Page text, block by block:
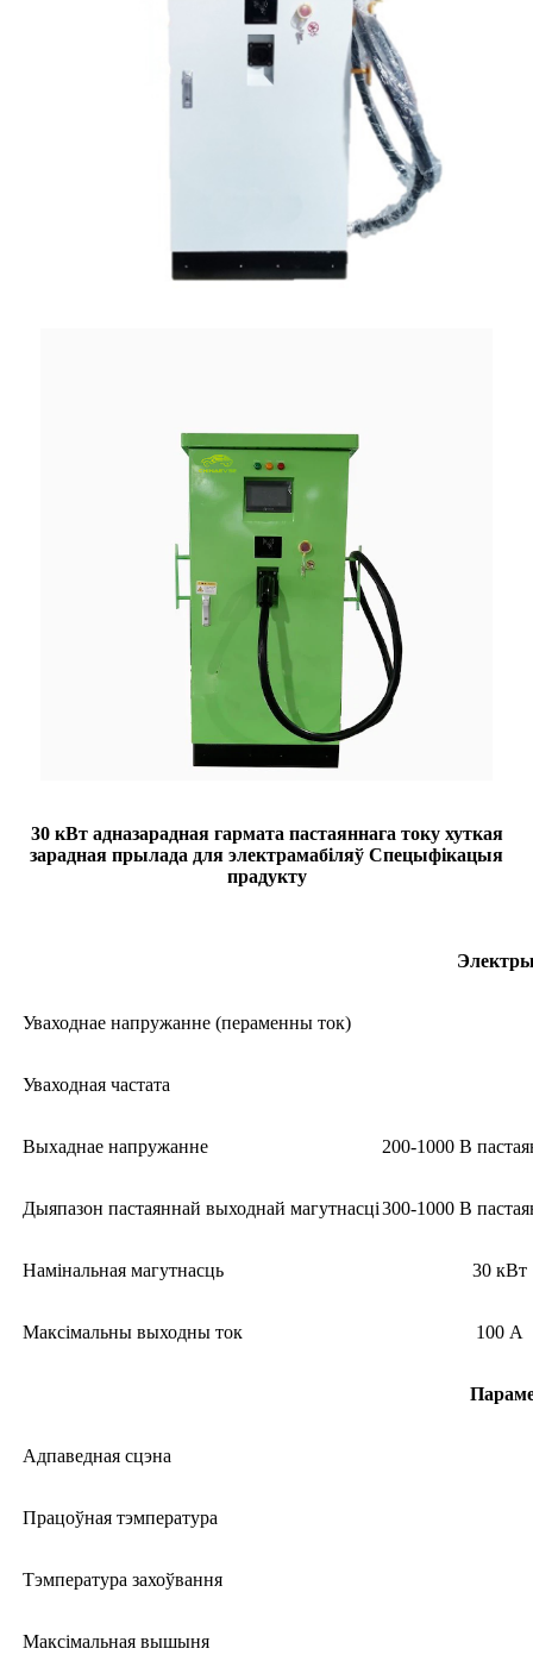
30 кВт адназарадная гармата пастаяннага току хуткая
зарадная прылада для электрамабіляў Спецыфікацыя
прадукту
Уваходнае напружанне (пераменны ток)
Уваходная частата
Выхаднае напружанне 200-1000 В
Дыяпазон пастаяннай выходнай магутнасці300-1000 В
Намінальная магутнасць 30 кВт
Максімальны выходны ток 100 А
Адпаведная сцэна
Працоўная тэмпература
Тэмпература захоўвання
Максімальная вышыня